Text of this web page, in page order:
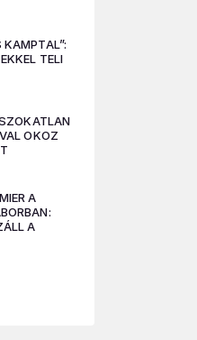
KAMPTAL”:
TELI
OKOZ
A
A